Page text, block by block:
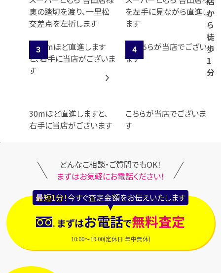
か
ら
徒
歩
1
分
裏の踏切を渡り、一里松
交差点を左折します
を左手に見ながら直進し
ます
30mほど直進しますと、
右手に当店がございます
こちらが当店でございま
す
どんなご相談・ご質問でもOK！
まずはお気軽にお電話ください！
最短1分！今すぐ査定金額をお伝えいたします
まずはお電話で無料査定
10:00～19:00(定休日:年中無休)